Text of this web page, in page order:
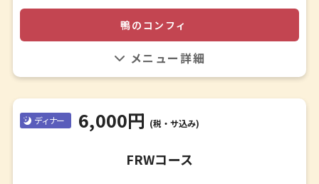
鴨のコンフィと蕎麦茶のサラダ
香住蟹とカボチャのスープ
メインディッシュ
鹿ロースステーキ 黒ニンニクのソース
鴨のコンフィ
フレッシュの地元の鴨を使い、表面はカリッと仕上げ味付
けも地元の方むけに優しい味付けにしました。
ディナー 6,000円 (税・サ込み)
FRWコース